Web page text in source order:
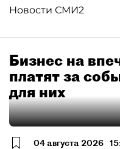
Новости СМИ2
Бизнес на
платят за
для них
04 августа 2026